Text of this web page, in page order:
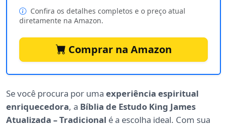
Confira os detalhes completos e o preço atual
diretamente na Amazon.
Comprar na Amazon
Se você procura por uma experiência espiritual
enriquecedora, a Bíblia de Estudo King James
Atualizada – Tradicional é a escolha ideal. Com sua